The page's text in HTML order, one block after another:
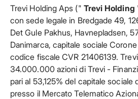
Trevi Holding Aps (" Trevi Holding
con sede legale in Bredgade 49,
Det Gule Pakhus, Havnepladsen,
Danimarca, capitale sociale
codice fiscale CVR 21406139.
34.000.000 azioni di Trevi -
pari al 53,125% del capitale sociale
presso il Mercato Telematico